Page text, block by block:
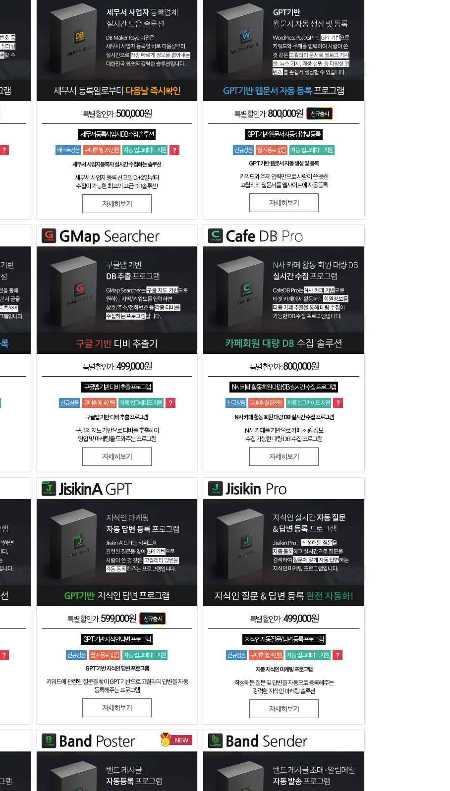
특별 할인가 :500,000원
세무서 등록사업자 DB수집 솔루션
베스트상품 구매후 월 25만원 자동 업그레이드 지원
세무서 사업자등록자 실시간 수집하는 솔루션
세무서 사업자 등록 신고일 D+2일부터
수집이 가능한 최고의 고급 DB솔루션!
자세히보기
특별 할인가 :800,000원
GPT기반 웹문서 자동 생성 및 등록
신규상품 월 사용료 없음
자동 업그레이드 지원
GPT기반 웹문서 자동 생성 및 등록
키워드와 주제 입력만으로 사람이 쓴 듯한
고퀄리티 웹문서를 웹사이트에 자동등록
자세히보기
특별 할인가 :499,000원
구글맵 기반 디비 추출 프로그램
신규상품 구매후 월 4만원 자동 업그레이드 지원
구글맵 기반 디비 추출 프로그램
구글의 지도 기반으로 디비를 추출하여
영업 및 마케팅을 도와주는 프로그램
자세히보기
특별 할인가 :800,000원
N사 카페 활동 회원 대량 DB 실시간 수집 프로그램
신규상품 구매후 월 5만원 자동 업그레이드 지원
N사 카페 활동 회원 대량 DB 실시간 수집 프로그램
N사 카페를 기반으로 카페 회원 정보
수집 가능한 대량 DB 수집 프로그램
자세히보기
특별 할인가 :599,000원
GPT기반 지식인 답변 프로그램
신규상품 월 사용료 없음
자동 업그레이드 지원
GPT기반 지식인 답변 프로그램
키워드에 관련된 질문을 찾아 GPT기반으로 고퀄리티 답변을 자동
등록해주는 프로그램
자세히보기
특별 할인가 :499,000원
지식인 자동 질문/답변 등록 프로그램
신규상품 구매후 월 4만원 자동 업그레이드 지원
자동 지식인 마케팅 프로그램
작성해둔 질문 및 답변을 자동으로 등록해주는
강력한 지식인 마케팅 솔루션
자세히보기
NEW